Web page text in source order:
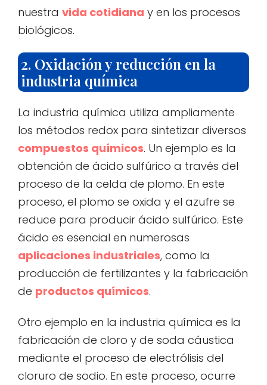
nuestra vida cotidiana y en los procesos
biológicos.
2. Oxidación y reducción en la
industria química
La industria química utiliza ampliamente
los métodos redox para sintetizar diversos
compuestos químicos. Un ejemplo es la
obtención de ácido sulfúrico a través del
proceso de la celda de plomo. En este
proceso, el plomo se oxida y el azufre se
reduce para producir ácido sulfúrico. Este
ácido es esencial en numerosas
aplicaciones industriales, como la
producción de fertilizantes y la fabricación
de productos químicos.
Otro ejemplo en la industria química es la
fabricación de cloro y de soda cáustica
mediante el proceso de electrólisis del
cloruro de sodio. En este proceso, ocurre